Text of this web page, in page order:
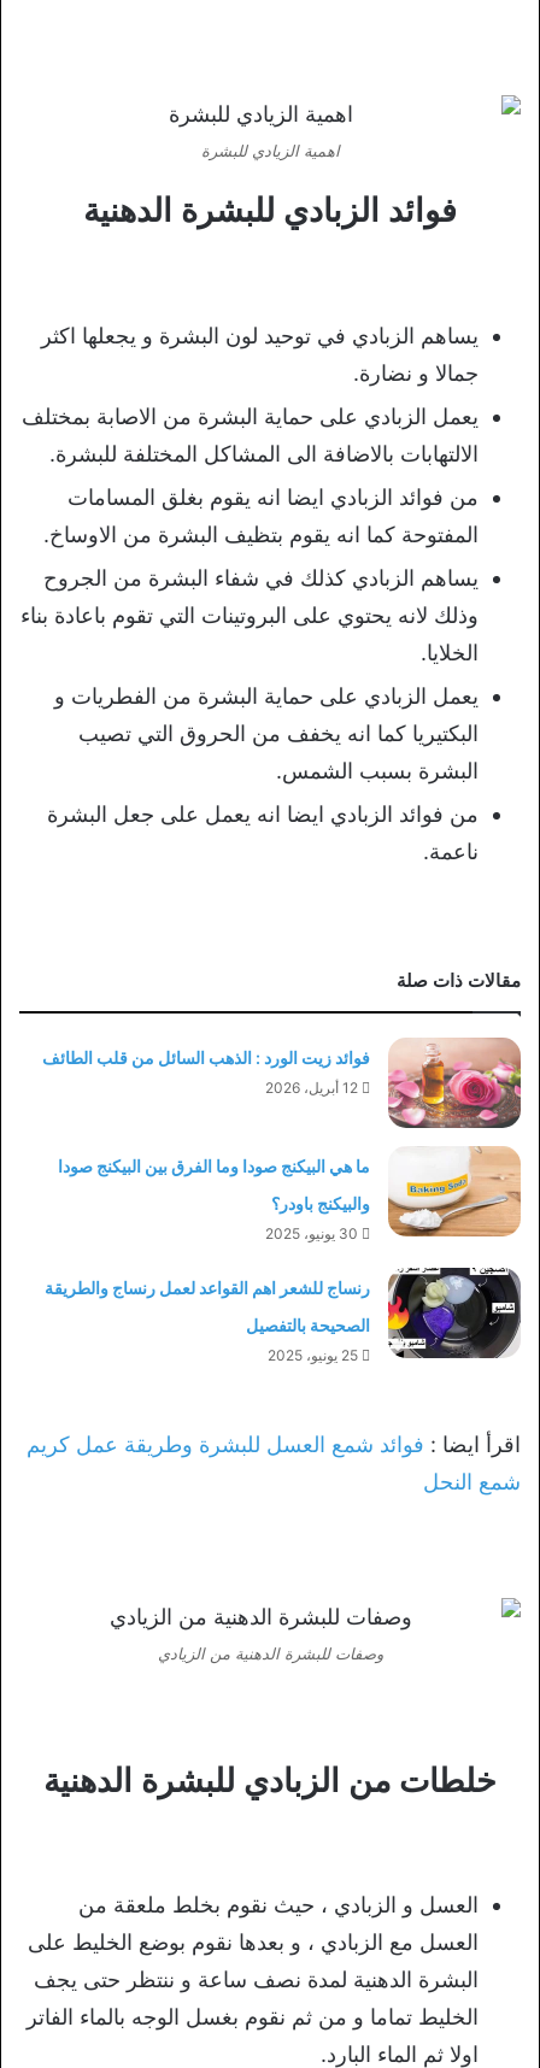
اهمية الزيادي للبشرة
فوائد الزبادي للبشرة الدهنية
يساهم الزبادي في توحيد لون البشرة و يجعلها اكثر
جمالا و نضارة.
يعمل الزبادي على حماية البشرة من الاصابة بمختلف
الالتهابات بالاضافة الى المشاكل المختلفة للبشرة.
من فوائد الزبادي ايضا انه يقوم بغلق المسامات
المفتوحة كما انه يقوم بتظيف البشرة من الاوساخ.
يساهم الزبادي كذلك في شفاء البشرة من الجروح
وذلك لانه يحتوي على البروتينات التي تقوم باعادة بناء
الخلايا.
يعمل الزبادي على حماية البشرة من الفطريات و
البكتيريا كما انه يخفف من الحروق التي تصيب
البشرة بسبب الشمس.
من فوائد الزبادي ايضا انه يعمل على جعل البشرة
ناعمة.
مقالات ذات صلة
فوائد زيت الورد : الذهب السائل من قلب الطائف
12 أبريل، 2026
ما هي البيكنج صودا وما الفرق بين البيكنج صودا
والبيكنج باودر؟
30 يونيو، 2025
رنساج للشعر اهم القواعد لعمل رنساج والطريقة
الصحيحة بالتفصيل
25 يونيو، 2025
اقرأ ايضا : فوائد شمع العسل للبشرة وطريقة عمل كريم
شمع النحل
وصفات للبشرة الدهنية من الزيادي
خلطات من الزبادي للبشرة الدهنية
العسل و الزبادي ، حيث نقوم بخلط ملعقة من
العسل مع الزبادي ، و بعدها نقوم بوضع الخليط على
البشرة الدهنية لمدة نصف ساعة و ننتظر حتى يجف
الخليط تماما و من ثم نقوم بغسل الوجه بالماء الفاتر
اولا ثم الماء البارد.